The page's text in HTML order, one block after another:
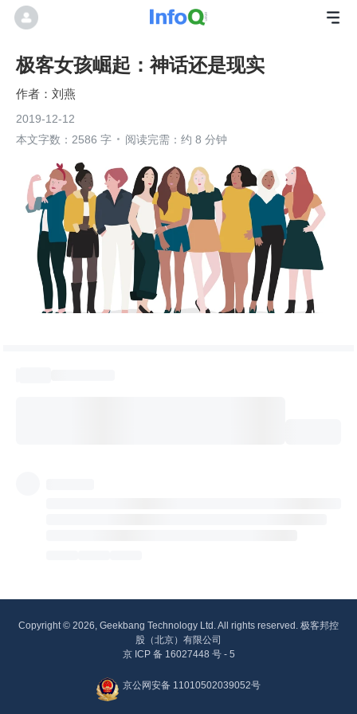
极客女孩崛起：神话还是现实
刘燕
2019-12-12
本文字数：2586 字
阅读完需：约 8 分钟
Copyright © 2026, Geekbang Technology Ltd. All rights reserved. 极客邦控
股（北京）有限公司
京 ICP 备 16027448 号 - 5
京公网安备 11010502039052号